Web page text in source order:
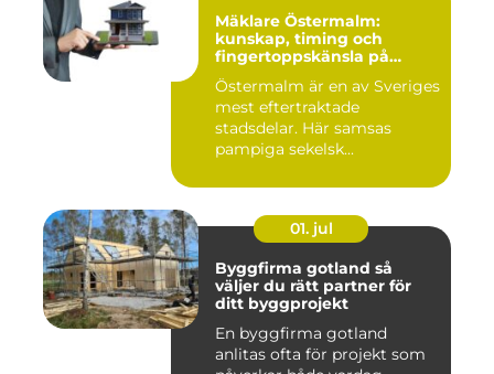
Mäklare Östermalm:
kunskap, timing och
fingertoppskänsla på
stockholms mest klassiska
adress
Östermalm är en av Sveriges
mest eftertraktade
stadsdelar. Här samsas
pampiga sekelsk...
01. jul
Byggfirma gotland så
väljer du rätt partner för
ditt byggprojekt
En byggfirma gotland
anlitas ofta för projekt som